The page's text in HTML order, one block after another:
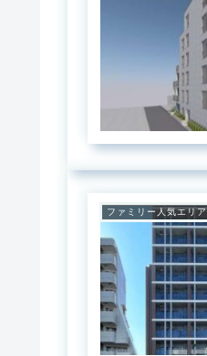
ファミリー人気エリア